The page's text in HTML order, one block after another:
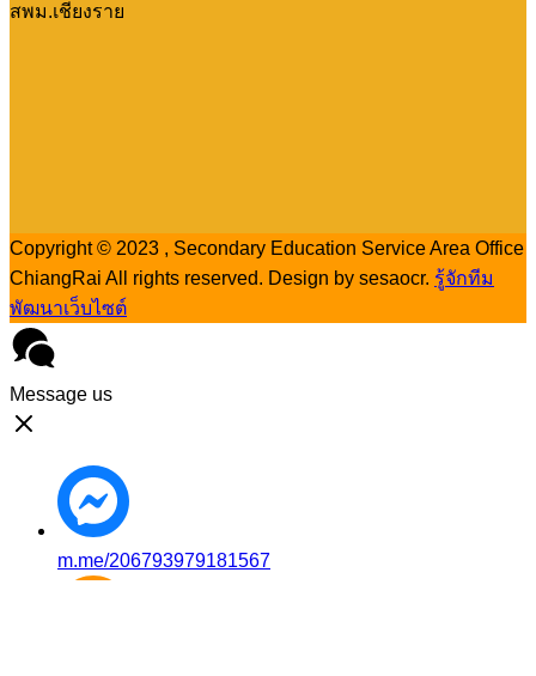
สพม.เชียงราย
Copyright © 2023 , Secondary Education Service Area Office
ChiangRai All rights reserved. Design by sesaocr. รู้จักทีม
พัฒนาเว็บไซต์
Message us
m.me/206793979181567